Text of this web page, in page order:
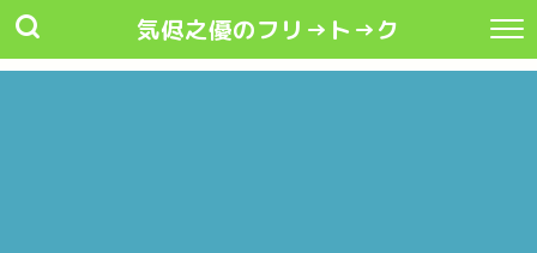
気侭之優のフリ→ト→ク